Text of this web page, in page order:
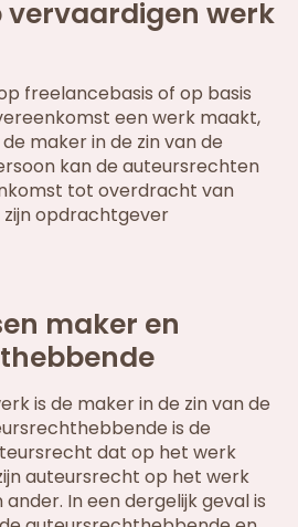
vervaardigen werk
freelancebasis of op basis
een werk maakt,
maker in de zin van de
kan de auteursrechten
tot overdracht van
opdrachtgever
maker en
is de maker in de zin van de
is de
dat op het werk
auteursrecht op het werk
In een dergelijk geval is